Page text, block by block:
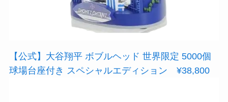
【公式】大谷翔平 ボブルヘッド 世界限定 5000個
球場台座付き スペシャルエディション ¥38,800